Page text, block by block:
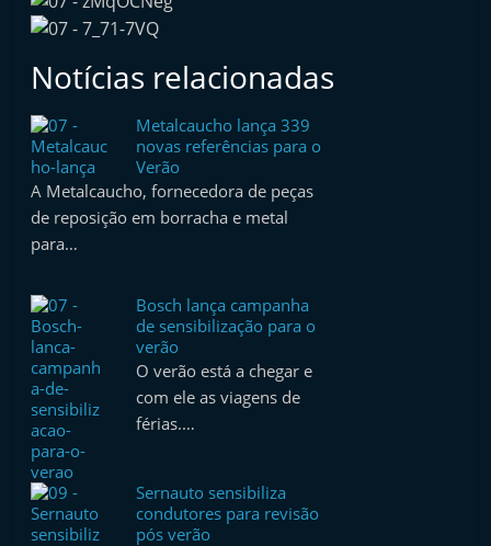
Notícias relacionadas
Metalcaucho lança 339
novas referências para o
Verão
A Metalcaucho, fornecedora de peças
de reposição em borracha e metal
para…
Bosch lança campanha
de sensibilização para o
verão
O verão está a chegar e
com ele as viagens de
férias.…
Sernauto sensibiliza
condutores para revisão
pós verão